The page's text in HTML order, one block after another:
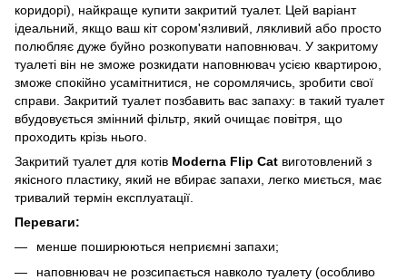
коридорі), найкраще купити закритий туалет. Цей варіант
ідеальний, якщо ваш кіт сором'язливий, лякливий або просто
полюбляє дуже буйно розкопувати наповнювач. У закритому
туалеті він не зможе розкидати наповнювач усією квартирою,
зможе спокійно усамітнитися, не соромлячись, зробити свої
справи. Закритий туалет позбавить вас запаху: в такий туалет
вбудовується змінний фільтр, який очищає повітря, що
проходить крізь нього.
Закритий туалет для котів Moderna Flip Cat виготовлений з
якісного пластику, який не вбирає запахи, легко миється, має
тривалий термін експлуатації.
Переваги:
менше поширюються неприємні запахи;
наповнювач не розсипається навколо туалету (особливо